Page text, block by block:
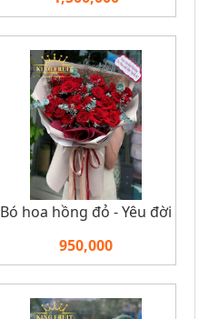
Bó hoa hồng đỏ - Yêu đời
950,000